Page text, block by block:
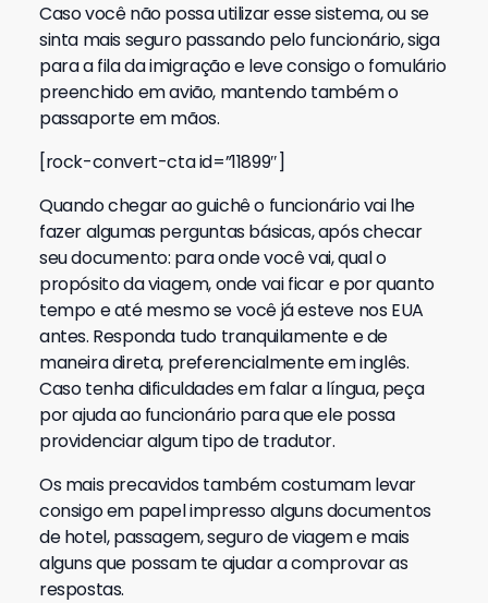
Caso você não possa utilizar esse sistema, ou se
sinta mais seguro passando pelo funcionário, siga
para a fila da imigração e leve consigo o fomulário
preenchido em avião, mantendo também o
passaporte em mãos.
[rock-convert-cta id=”11899″]
Quando chegar ao guichê o funcionário vai lhe
fazer algumas perguntas básicas, após checar
seu documento: para onde você vai, qual o
propósito da viagem, onde vai ficar e por quanto
tempo e até mesmo se você já esteve nos EUA
antes. Responda tudo tranquilamente e de
maneira direta, preferencialmente em inglês.
Caso tenha dificuldades em falar a língua, peça
por ajuda ao funcionário para que ele possa
providenciar algum tipo de tradutor.
Os mais precavidos também costumam levar
consigo em papel impresso alguns documentos
de hotel, passagem, seguro de viagem e mais
alguns que possam te ajudar a comprovar as
respostas.